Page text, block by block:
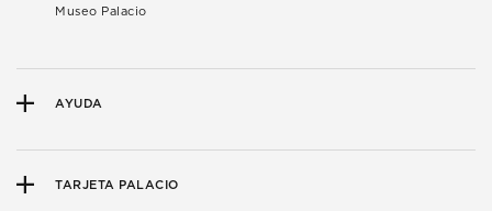
Museo Palacio
AYUDA
TARJETA PALACIO